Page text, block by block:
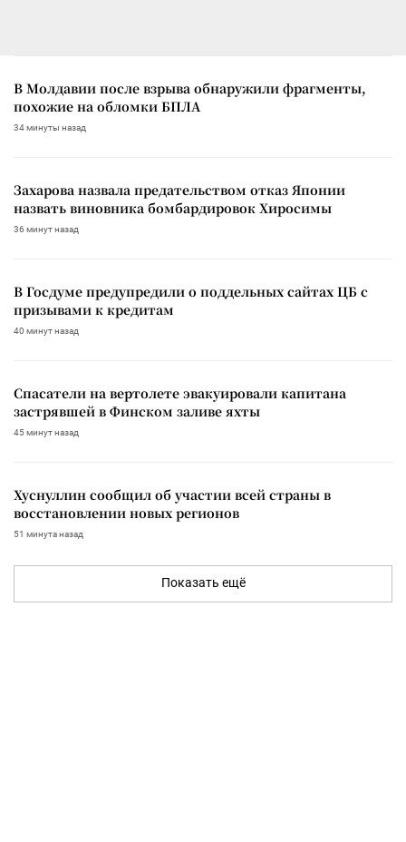
В Молдавии после взрыва обнаружили фрагменты,
похожие на обломки БПЛА
34 минуты назад
Захарова назвала предательством отказ Японии
назвать виновника бомбардировок Хиросимы
36 минут назад
В Госдуме предупредили о поддельных сайтах ЦБ с
призывами к кредитам
40 минут назад
Спасатели на вертолете эвакуировали капитана
застрявшей в Финском заливе яхты
45 минут назад
Хуснуллин сообщил об участии всей страны в
восстановлении новых регионов
51 минута назад
Показать ещё